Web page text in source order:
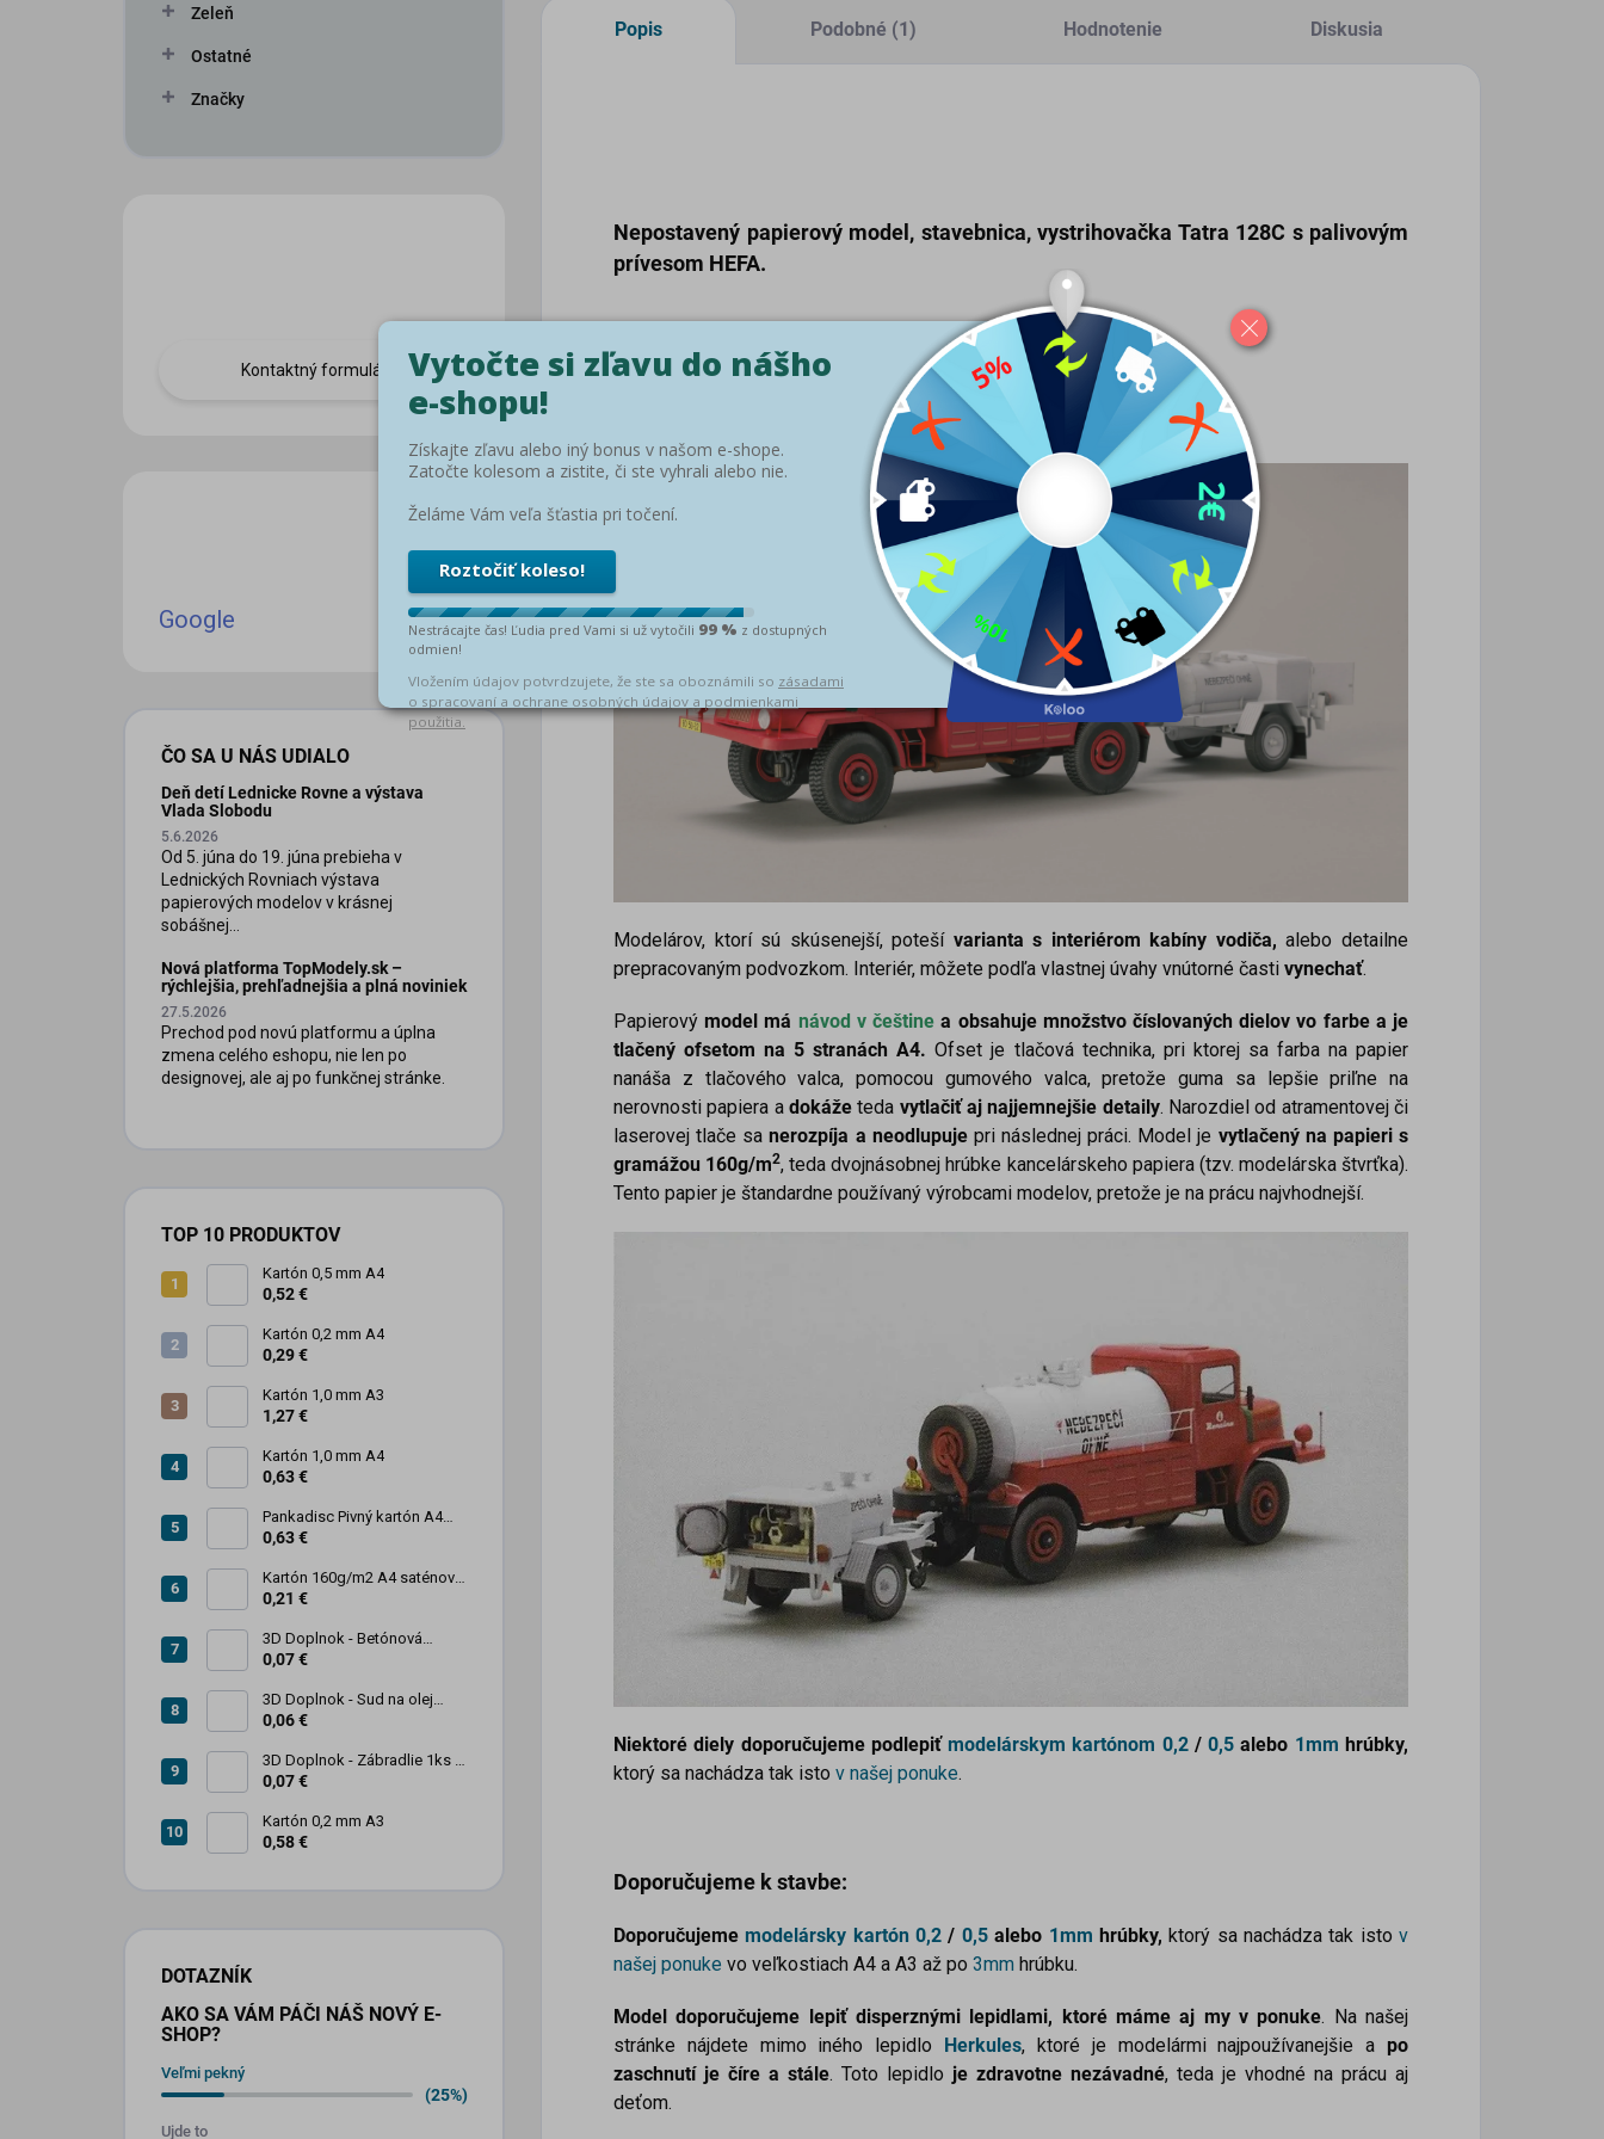
Zeleň
Ostatné
Značky
Kontaktný formulár
Google
ČO SA U NÁS UDIALO
Deň detí Lednicke Rovne a výstava
Vlada Slobodu
5.6.2026
Od 5. júna do 19. júna prebieha v
Lednických Rovniach výstava
papierových modelov v krásnej
sobášnej...
Nová platforma TopModely.sk –
rýchlejšia, prehľadnejšia a plná noviniek
27.5.2026
Prechod pod novú platformu a úplna
zmena celého eshopu, nie len po
designovej, ale aj po funkčnej stránke.
TOP 10 PRODUKTOV
Kartón 0,5 mm A4
0,52 €
Kartón 0,2 mm A4
0,29 €
Kartón 1,0 mm A3
1,27 €
Kartón 1,0 mm A4
0,63 €
Pankadisc Pivný kartón A4
1mm 420g
0,63 €
Kartón 160g/m2 A4 saténový
biely povrch
0,21 €
3D Doplnok - Betónová
zábrana 1ks
0,07 €
3D Doplnok - Sud na olej
kovový 250L - 1ks
0,06 €
3D Doplnok - Zábradlie 1ks +
stojan 2ks
0,07 €
Kartón 0,2 mm A3
0,58 €
DOTAZNÍK
AKO SA VÁM PÁČI NÁŠ NOVÝ E-
SHOP?
Veľmi pekný
(25%)
Ujde to
Popis Podobné (1) Hodnotenie Diskusia
Nepostavený papierový model , stavebnica, vystrihovačka Tatra 128C s palivovým
prívesom HEFA.
O modeli:
určený pre skúsených a pokročilých modelárov .
Modelárov, ktorí sú skúsenejší, poteší varianta s interiérom kabíny vodiča,alebo detailne
prepracovaným podvozkom. Interiér, môžete podľa vlastnej úvahy vnútorné časti vynechať.
Papierový model má návod v češtine a obsahuje množstvo číslovaných dielov vo farbe a je
tlačený ofsetom na 5 stranách A4.Ofset je tlačová technika, pri ktorej sa farba na papier
nanáša z tlačového valca, pomocou gumového valca, pretože guma sa lepšie priľne na
nerovnosti papiera a dokážeteda vytlačiť aj najjemnejšie detaily. Narozdiel od atramentovej či
laserovej tlače sa nerozpíja a neodlupujepri následnej práci. Model je vytlačený na papieri s
gramážou 160g/m2, teda dvojnásobnej hrúbke kancelárskeho papiera (tzv. modelárska štvrťka).
Tento papier je štandardne používaný výrobcami modelov, pretože je na prácu najvhodnejší.
Niektoré diely doporučujeme podlepiť modelárskym kartónom 0,2/0,5 alebo 1mm hrúbky,
ktorý sa nachádza tak isto v našej ponuke.
Doporučujeme k stavbe:
Doporučujeme modelársky kartón 0,2 / 0,5alebo 1mm hrúbky, ktorý sa nachádza tak istov
našej ponuke vo veľkostiach A4 a A3 až po 3mm hrúbku.
Model doporučujeme lepiť disperznými lepidlami, ktoré máme aj my v ponuke. Na našej
stránke nájdete mimo iného lepidlo
Herkules, ktoré je modelármi najpoužívanejšie a po
zaschnutí je číre a stále. Toto lepidlo je zdravotne nezávadné, teda je vhodné na prácu aj
deťom.